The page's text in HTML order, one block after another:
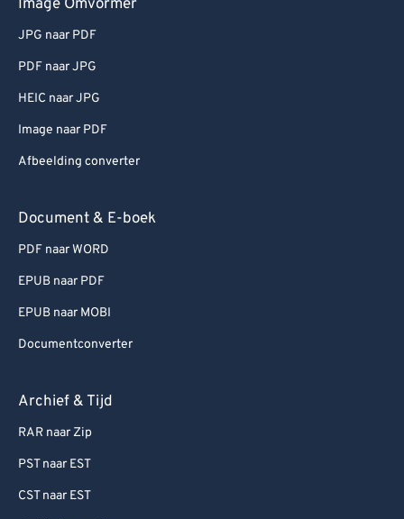
Image Omvormer
JPG naar PDF
PDF naar JPG
HEIC naar JPG
Image naar PDF
Afbeelding converter
Document & E-boek
PDF naar WORD
EPUB naar PDF
EPUB naar MOBI
Documentconverter
Archief & Tijd
RAR naar Zip
PST naar EST
CST naar EST